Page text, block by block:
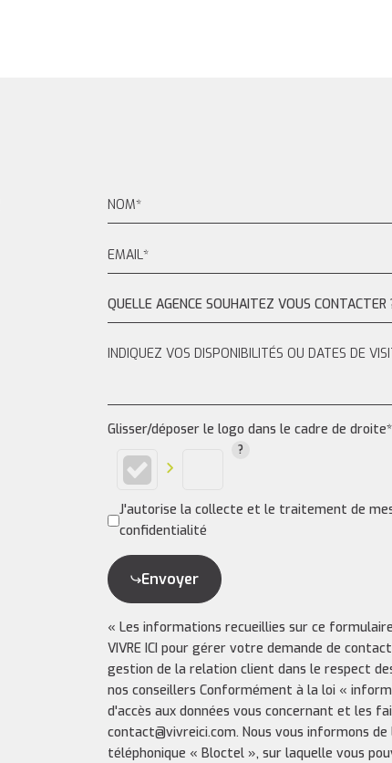
QUELLE AGENCE SOUHAITEZ VOUS CONTACTER
Glisser/déposer le logo dans le cadre de droite*
J'autorise la collecte et le traitement de
confidentialité
Envoyer
« Les informations recueillies sur ce
VIVRE ICI pour gérer votre demande de
gestion de la relation client dans le respect
nos conseillers Conformément à la loi «
d'accès aux données vous concernant et les
contact@vivreici.com. Nous vous informons
téléphonique « Bloctel », sur laquelle vous